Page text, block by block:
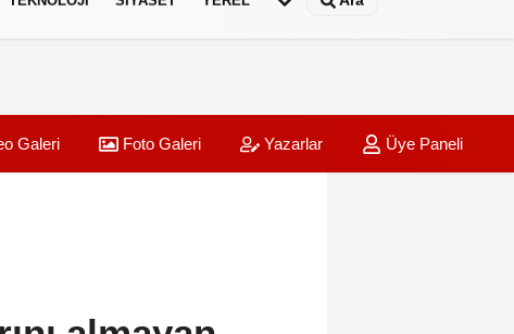
Galeri Foto Galeri Yazarlar Üye Paneli